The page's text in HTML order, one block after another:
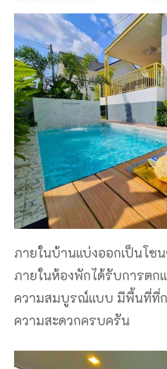
ภายในบ้านแบ่งออกเป็นโซ
ภายในห้องพักได้รับการตก
ความสมบูรณ์แบบ มีพื้นที่ที่ก
ความสะดวกครบครัน